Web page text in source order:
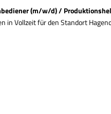
(m/w/d) /
in Vollzeit für den Standort